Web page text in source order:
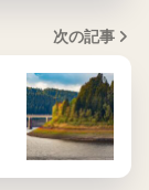
次の記事